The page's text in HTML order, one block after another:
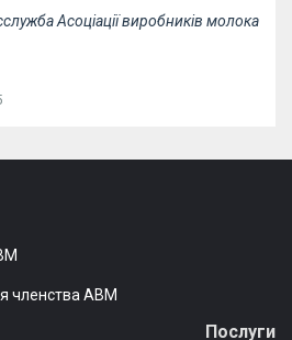
Асоціації виробників молока
членства АВМ
Послуги